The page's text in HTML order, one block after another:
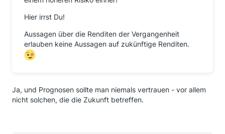
Hier irrst Du!
Aussagen über die Renditen der Vergangenheit
erlauben keine Aussagen auf zukünftige Renditen.
Ja, und Prognosen sollte man niemals vertrauen - vor allem
nicht solchen, die die Zukunft betreffen.